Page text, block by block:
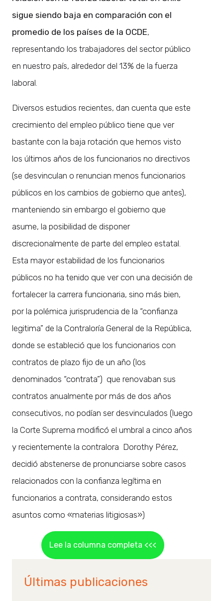
sigue siendo baja en comparación con el
promedio de los países de la OCDE,
representando los trabajadores del sector público
en nuestro país, alrededor del 13% de la fuerza
laboral.
Diversos estudios recientes, dan cuenta que este
crecimiento del empleo público tiene que ver
bastante con la baja rotación que hemos visto
los últimos años de los funcionarios no directivos
(se desvinculan o renuncian menos funcionarios
públicos en los cambios de gobierno que antes),
manteniendo sin embargo el gobierno que
asume, la posibilidad de disponer
discrecionalmente de parte del empleo estatal.
Esta mayor estabilidad de los funcionarios
públicos no ha tenido que ver con una decisión de
fortalecer la carrera funcionaria, sino más bien,
por la polémica jurisprudencia de la “confianza
legitima” de la Contraloría General de la República,
donde se estableció que los funcionarios con
contratos de plazo fijo de un año (los
denominados “contrata”) que renovaban sus
contratos anualmente por más de dos años
consecutivos, no podían ser desvinculados (luego
la Corte Suprema modificó el umbral a cinco años
y recientemente la contralora Dorothy Pérez,
decidió abstenerse de pronunciarse sobre casos
relacionados con la confianza legítima en
funcionarios a contrata, considerando estos
asuntos como «materias litigiosas»)
Lee la columna completa <<<
Últimas publicaciones